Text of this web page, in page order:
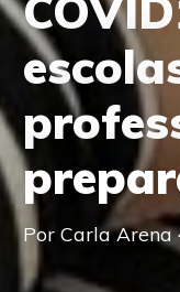
Por Carla Arena